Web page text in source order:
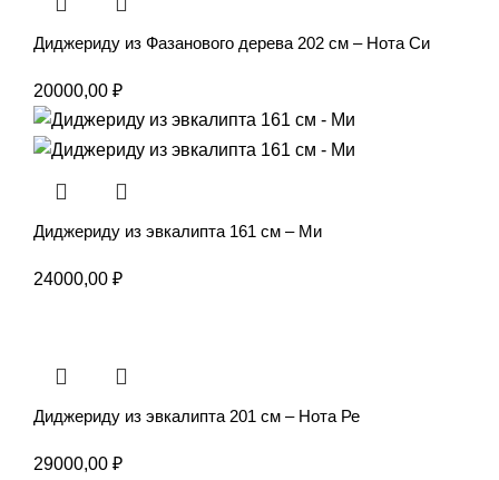
Диджериду из Фазанового дерева 202 см – Нота Си
20000,00 ₽
Диджериду из эвкалипта 161 см – Ми
24000,00 ₽
Диджериду из эвкалипта 201 см – Нота Ре
29000,00 ₽